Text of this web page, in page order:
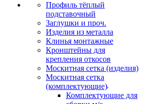
Профиль тёплый
подставочный
Заглушки и проч.
Изделия из металла
Клинья монтажные
Кронштейны для
крепления откосов
Москитная сетка (изделия)
Москитная сетка
(комплектующие)
Комплектующие для